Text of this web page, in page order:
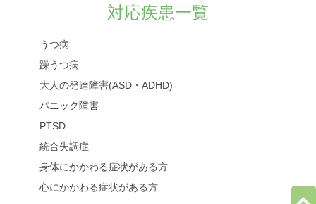
対応疾患一覧
うつ病
躁うつ病
大人の発達障害(ASD・ADHD)
パニック障害
PTSD
統合失調症
身体にかかわる症状がある方
心にかかわる症状がある方